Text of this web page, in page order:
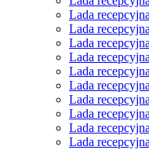
Lada
Lada
Lada
Lada
Lada
Lada
Lada
Lada
Lada
Lada